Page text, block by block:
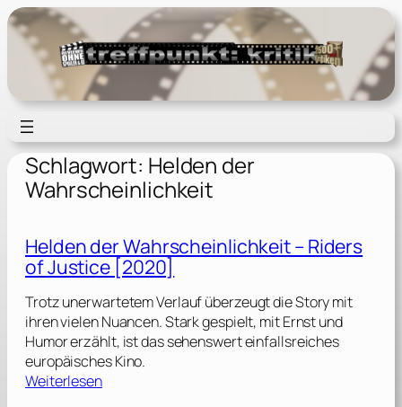
Zum
Inhalt
springen
Schlagwort: Helden der
Wahrscheinlichkeit
Helden der Wahrscheinlichkeit – Riders
of Justice [2020]
Trotz unerwartetem Verlauf überzeugt die Story mit
ihren vielen Nuancen. Stark gespielt, mit Ernst und
Humor erzählt, ist das sehenswert einfallsreiches
europäisches Kino.
Weiterlesen: